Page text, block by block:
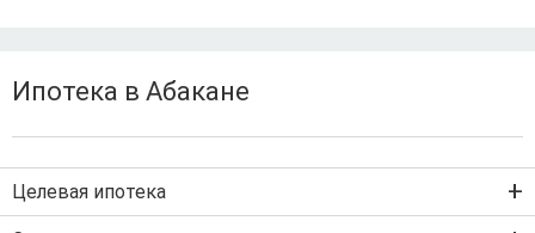
Ипотека в Абакане
Целевая ипотека